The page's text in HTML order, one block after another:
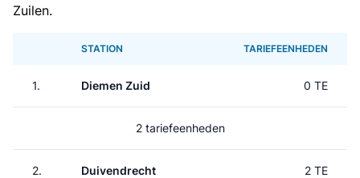
Zuilen.
STATION TARIEFEENHEDEN
1. Diemen Zuid 0 TE
2 tariefeenheden
2. Duivendrecht 2 TE